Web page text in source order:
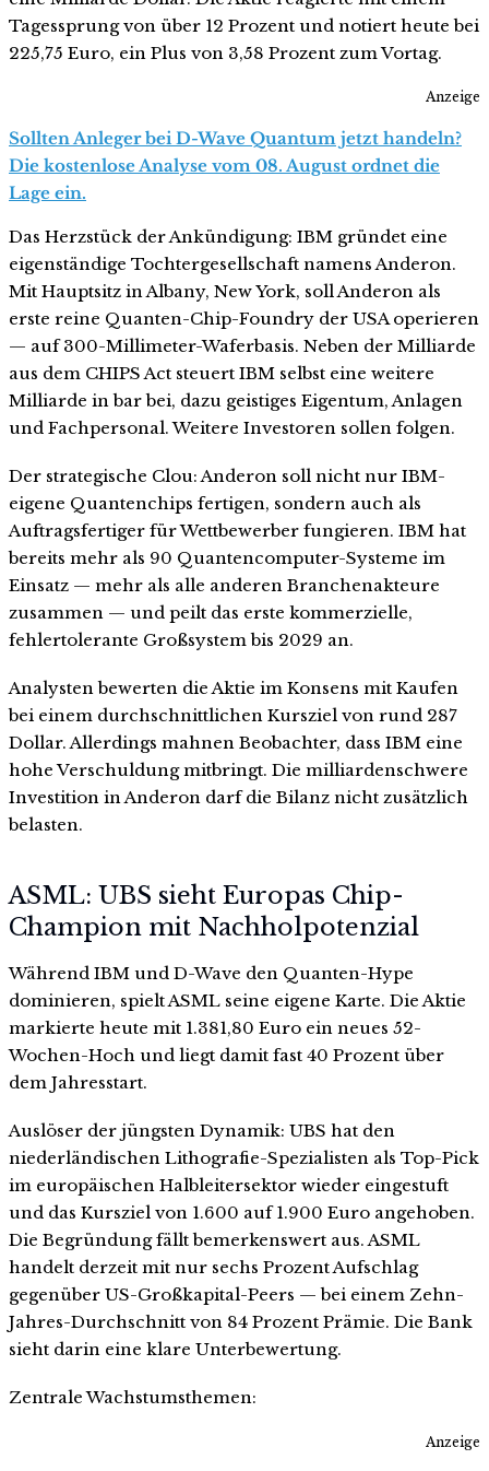
Tagessprung von über 12 Prozent und notiert heute bei
225,75 Euro, ein Plus von 3,58 Prozent zum Vortag.
Anzeige
Sollten Anleger bei D-Wave Quantum jetzt handeln?
Die kostenlose Analyse vom 08. August ordnet die
Lage ein.
Das Herzstück der Ankündigung: IBM gründet eine
eigenständige Tochtergesellschaft namens Anderon.
Mit Hauptsitz in Albany, New York, soll Anderon als
erste reine Quanten-Chip-Foundry der USA operieren
— auf 300-Millimeter-Waferbasis. Neben der Milliarde
aus dem CHIPS Act steuert IBM selbst eine weitere
Milliarde in bar bei, dazu geistiges Eigentum, Anlagen
und Fachpersonal. Weitere Investoren sollen folgen.
Der strategische Clou: Anderon soll nicht nur IBM-
eigene Quantenchips fertigen, sondern auch als
Auftragsfertiger für Wettbewerber fungieren. IBM hat
bereits mehr als 90 Quantencomputer-Systeme im
Einsatz — mehr als alle anderen Branchenakteure
zusammen — und peilt das erste kommerzielle,
fehlertolerante Großsystem bis 2029 an.
Analysten bewerten die Aktie im Konsens mit Kaufen
bei einem durchschnittlichen Kursziel von rund 287
Dollar. Allerdings mahnen Beobachter, dass IBM eine
hohe Verschuldung mitbringt. Die milliardenschwere
Investition in Anderon darf die Bilanz nicht zusätzlich
belasten.
ASML: UBS sieht Europas Chip-
Champion mit Nachholpotenzial
Während IBM und D-Wave den Quanten-Hype
dominieren, spielt ASML seine eigene Karte. Die Aktie
markierte heute mit 1.381,80 Euro ein neues 52-
Wochen-Hoch und liegt damit fast 40 Prozent über
dem Jahresstart.
Auslöser der jüngsten Dynamik: UBS hat den
niederländischen Lithografie-Spezialisten als Top-Pick
im europäischen Halbleitersektor wieder eingestuft
und das Kursziel von 1.600 auf 1.900 Euro angehoben.
Die Begründung fällt bemerkenswert aus. ASML
handelt derzeit mit nur sechs Prozent Aufschlag
gegenüber US-Großkapital-Peers — bei einem Zehn-
Jahres-Durchschnitt von 84 Prozent Prämie. Die Bank
sieht darin eine klare Unterbewertung.
Zentrale Wachstumsthemen:
Anzeige